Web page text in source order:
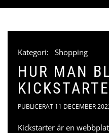
Kategori: Shopping
HUR MAN
PUBLICERAT 11 DECEMBER
Kickstarter är en